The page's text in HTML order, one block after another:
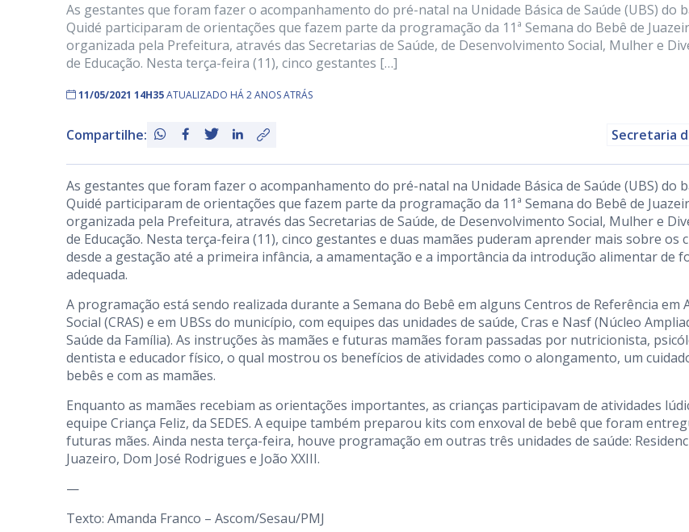
As gestantes que foram fazer o acompanhamento do pré-natal na Unidade Básica de Saúde (UBS) do
Quidé participaram de orientações que fazem parte da programação da 11ª Semana do Bebê de
organizada pela Prefeitura, através das Secretarias de Saúde, de Desenvolvimento Social, Mulher e
de Educação. Nesta terça-feira (11), cinco gestantes […]
11/05/2021 14H35ATUALIZADO HÁ 2 ANOS ATRÁS
Compartilhe: Secretaria
As gestantes que foram fazer o acompanhamento do pré-natal na Unidade Básica de Saúde (UBS) do
Quidé participaram de orientações que fazem parte da programação da 11ª Semana do Bebê de
organizada pela Prefeitura, através das Secretarias de Saúde, de Desenvolvimento Social, Mulher e
de Educação. Nesta terça-feira (11), cinco gestantes e duas mamães puderam aprender mais sobre os
desde a gestação até a primeira infância, a amamentação e a importância da introdução alimentar de
adequada.
A programação está sendo realizada durante a Semana do Bebê em alguns Centros de Referência em
Social (CRAS) e em UBSs do município, com equipes das unidades de saúde, Cras e Nasf (Núcleo
Saúde da Família). As instruções às mamães e futuras mamães foram passadas por nutricionista,
dentista e educador físico, o qual mostrou os benefícios de atividades como o alongamento, um
bebês e com as mamães.
Enquanto as mamães recebiam as orientações importantes, as crianças participavam de atividades
equipe Criança Feliz, da SEDES. A equipe também preparou kits com enxoval de bebê que foram
futuras mães. Ainda nesta terça-feira, houve programação em outras três unidades de saúde:
Juazeiro, Dom José Rodrigues e João XXIII.
—
Texto: Amanda Franco – Ascom/Sesau/PMJ